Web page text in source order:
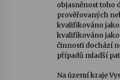
objasněnost toho
prověřovaných
kvalifikováno jako
kvalifikováno
činnosti dochází
případů mladší
Na území kraje